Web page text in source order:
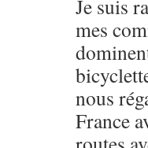
Je suis
mes
nous
France